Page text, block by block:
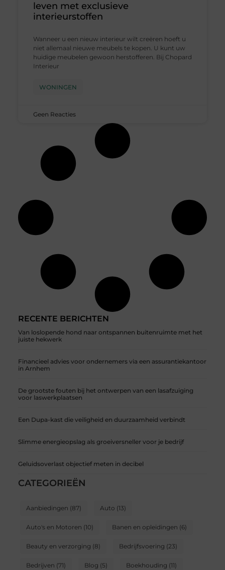
RECENTE BERICHTEN
Van loslopende hond naar ontspannen buitenruimte met het
juiste hekwerk
Financieel advies voor ondernemers via een assurantiekantoor
in Arnhem
De grootste fouten bij het ontwerpen van een lasafzuiging
voor laswerkplaatsen
Een Dupa-kast die veiligheid en duurzaamheid verbindt
Slimme energieopslag als groeiversneller voor je bedrijf
Geluidsoverlast objectief meten in decibel
CATEGORIEËN
Aanbiedingen (87) Auto (13)
Auto's en Motoren (10) Banen en opleidingen (6)
Beauty en verzorging (8) Bedrijfsvoering (23)
Bedrijven (71) Blog (5) Boekhouding (11)
leven met exclusieve
interieurstoffen
Wanneer u een nieuw interieur wilt creëren hoeft u
niet allemaal nieuwe meubels te kopen. U kunt uw
huidige meubelen gewoon herstofferen. Bij Chopard
Interieur
WONINGEN
Geen Reacties